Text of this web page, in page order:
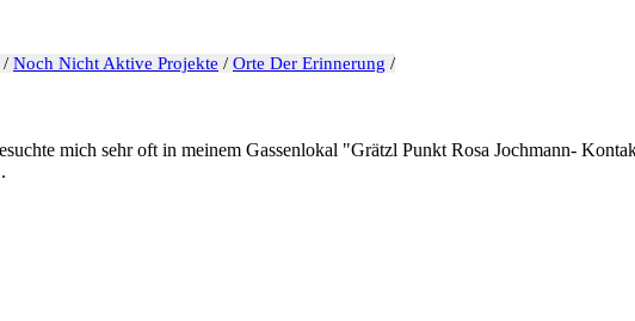
/ Noch Nicht Aktive Projekte / Orte Der Erinnerung /
mich sehr oft in meinem Gassenlokal "Grätzl Punkt Rosa Jochmann-